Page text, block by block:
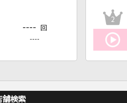
---- 回
----
2
舗検索